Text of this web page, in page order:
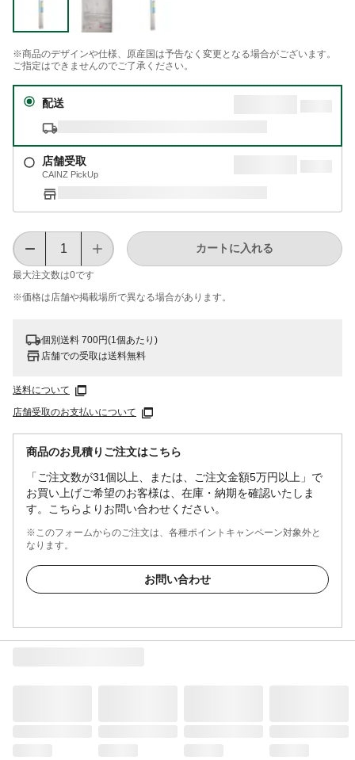
※商品のデザインや仕様、原産国は予告なく変更となる場合がございます。
ご指定はできませんのでご了承ください。
配送
店舗受取
CAINZ PickUp
最大注文数は0です
カートに入れる
※価格は​店舗や​掲載場所で​異なる​場合が​あります。
個別送料 700円(1個あたり)
店舗での受取は送料無料
送料について
店舗受取のお支払いについて
商品のお見積りご注文はこちら
「ご注文数が31個以上、または、ご注文金額5万円以上」で
お買い上げご希望のお客様は、在庫・納期を確認いたしま
す。こちらよりお問い合わせください。
※このフォームからのご注文は、各種ポイントキャンペーン対象外と
なります。
お問い合わせ